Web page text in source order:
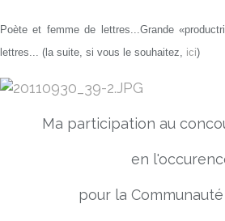
Poète et femme de lettres...Grande
lettres... (la suite, si vous le souhaitez, ici)
Ma participation au
en
pour la Communauté